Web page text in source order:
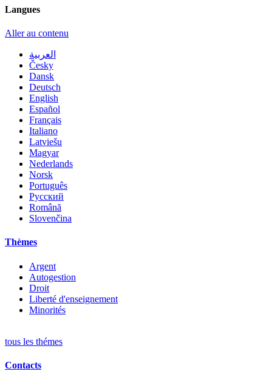
Langues
Aller au contenu
العربية
Česky
Dansk
Deutsch
English
Español
Français
Italiano
Latviešu
Magyar
Nederlands
Norsk
Português
Русский
Română
Slovenčina
Thèmes
Argent
Autogestion
Droit
Liberté d'enseignement
Minorités
tous les thémes
Contacts